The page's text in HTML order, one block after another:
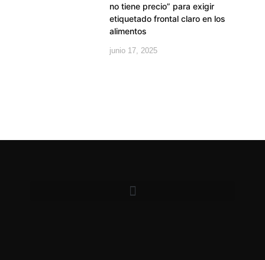
no tiene precio” para exigir
etiquetado frontal claro en los
alimentos
junio 17, 2025